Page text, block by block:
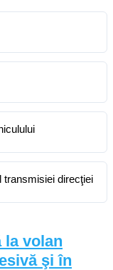
transmisiei direcţiei
la volan
şi în